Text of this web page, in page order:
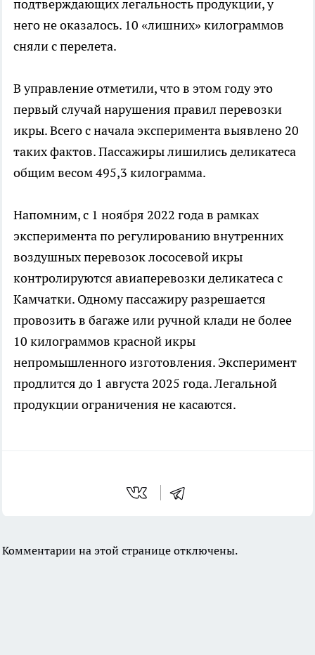
подтверждающих легальность продукции, у
него не оказалось. 10 «лишних» килограммов
сняли с перелета.
В управление отметили, что в этом году это
первый случай нарушения правил перевозки
икры. Всего с начала эксперимента выявлено 20
таких фактов. Пассажиры лишились деликатеса
общим весом 495,3 килограмма.
Напомним, с 1 ноября 2022 года в рамках
эксперимента по регулированию внутренних
воздушных перевозок лососевой икры
контролируются авиаперевозки деликатеса с
Камчатки. Одному пассажиру разрешается
провозить в багаже или ручной клади не более
10 килограммов красной икры
непромышленного изготовления. Эксперимент
продлится до 1 августа 2025 года. Легальной
продукции ограничения не касаются.
Комментарии на этой странице отключены.